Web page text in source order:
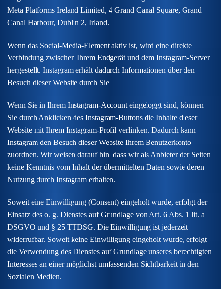
Meta Platforms Ireland Limited, 4 Grand Canal Square, Grand
Canal Harbour, Dublin 2, Irland.
Wenn das Social-Media-Element aktiv ist, wird eine direkte
Verbindung zwischen Ihrem Endgerät und dem Instagram-Server
hergestellt. Instagram erhält dadurch Informationen über den
Besuch dieser Website durch Sie.
Wenn Sie in Ihrem Instagram-Account eingeloggt sind, können
Sie durch Anklicken des Instagram-Buttons die Inhalte dieser
Website mit Ihrem Instagram-Profil verlinken. Dadurch kann
Instagram den Besuch dieser Website Ihrem Benutzerkonto
zuordnen. Wir weisen darauf hin, dass wir als Anbieter der Seiten
keine Kenntnis vom Inhalt der übermittelten Daten sowie deren
Nutzung durch Instagram erhalten.
Soweit eine Einwilligung (Consent) eingeholt wurde, erfolgt der
Einsatz des o. g. Dienstes auf Grundlage von Art. 6 Abs. 1 lit. a
DSGVO und § 25 TTDSG. Die Einwilligung ist jederzeit
widerrufbar. Soweit keine Einwilligung eingeholt wurde, erfolgt
die Verwendung des Dienstes auf Grundlage unseres berechtigten
Interesses an einer möglichst umfassenden Sichtbarkeit in den
Sozialen Medien.